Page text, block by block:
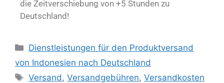
die Zeitverschiebung von +5 Stunden zu
Deutschland!
Dienstleistungen für den Produktversand
von Indonesien nach Deutschland
Versand ,Versandgebühren,Versandkosten